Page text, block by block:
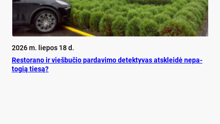
2026 m. liepos 18 d.
Res­to­ra­no ir vieš­bu­čio par­da­vi­mo de­tek­ty­vas at­sklei­dė ne­pa­
to­gią tie­są?